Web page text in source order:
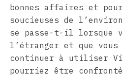
bonnes affaires et
soucieuses de
se passe-t-il lorsque
l’étranger et que vous
continuer à utiliser
pourriez être